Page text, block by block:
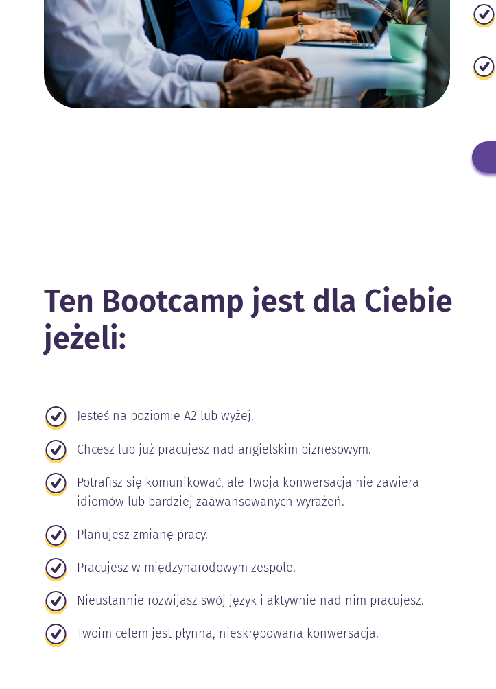
Ten Bootcamp jest dla Ciebie
jeżeli:
Jesteś na poziomie A2 lub wyżej.
Chcesz lub już pracujesz nad angielskim biznesowym.
Potrafisz się komunikować, ale Twoja konwersacja nie zawiera
idiomów lub bardziej zaawansowanych wyrażeń.
Planujesz zmianę pracy.
Pracujesz w międzynarodowym zespole.
Nieustannie rozwijasz swój język i aktywnie nad nim pracujesz.
Twoim celem jest płynna, nieskrępowana konwersacja.